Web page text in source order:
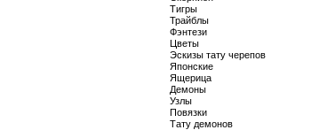
Тигры
Трайблы
Фэнтези
Цветы
Эскизы тату черепов
Японские
Ящерица
Демоны
Узлы
Повязки
Тату демонов